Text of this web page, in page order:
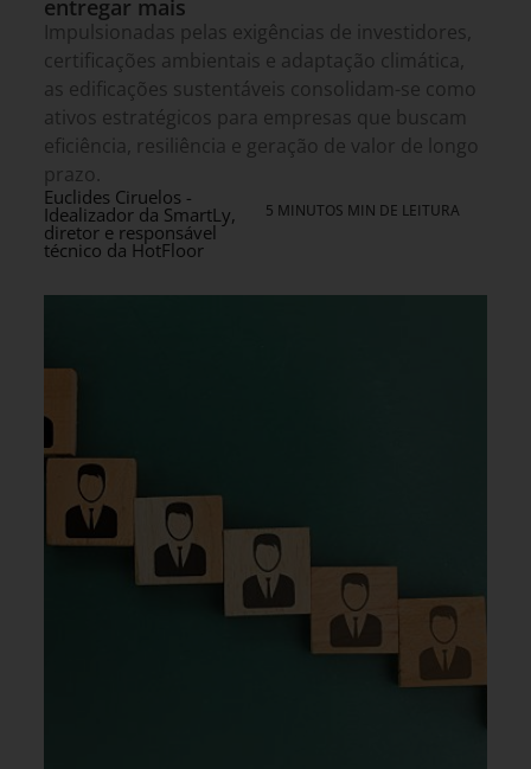
entregar mais
Impulsionadas pelas exigências de investidores,
certificações ambientais e adaptação climática,
as edificações sustentáveis consolidam-se como
ativos estratégicos para empresas que buscam
eficiência, resiliência e geração de valor de longo
prazo.
Euclides Ciruelos -
Idealizador da SmartLy,
diretor e responsável
técnico da HotFloor
5 MINUTOS MIN DE LEITURA